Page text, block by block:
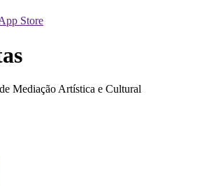
Store
Mediação Artística e Cultural